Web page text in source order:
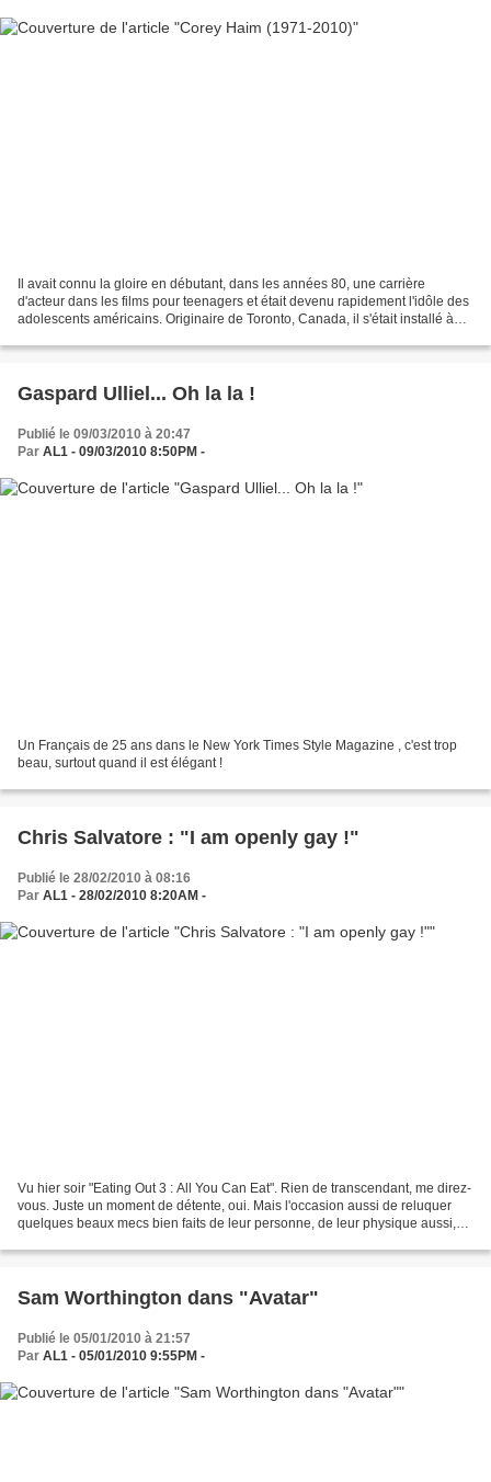
Il avait connu la gloire en débutant, dans les années 80, une carrière
d'acteur dans les films pour teenagers et était devenu rapidement l'idôle des
adolescents américains. Originaire de Toronto, Canada, il s'était installé à
Gaspard Ulliel... Oh la la !
Publié le 09/03/2010 à 20:47
Par AL1 - 09/03/2010 8:50PM -
Un Français de 25 ans dans le New York Times Style Magazine , c'est trop
beau, surtout quand il est élégant !
Chris Salvatore : "I am openly gay !"
Publié le 28/02/2010 à 08:16
Par AL1 - 28/02/2010 8:20AM -
Vu hier soir "Eating Out 3 : All You Can Eat". Rien de transcendant, me direz-
vous. Juste un moment de détente, oui. Mais l'occasion aussi de reluquer
quelques beaux mecs bien faits de leur personne, de leur physique aussi,
Sam Worthington dans "Avatar"
Publié le 05/01/2010 à 21:57
Par AL1 - 05/01/2010 9:55PM -